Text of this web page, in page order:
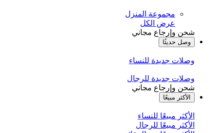
مجموعة المنزل
عرض الكل
شحن وإرجاع مجاني
وصل حديثًا
وصلات جديدة للنساء
وصلات جديدة للرجال
شحن وإرجاع مجاني
الأكثر مبيعًا
الأكثر مبيعًا للنساء
الأكثر مبيعًا للرجال